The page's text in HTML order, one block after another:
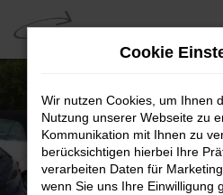
Zum
Hauptinhalt
springen
Cookie
Wir nutzen Cookies, um Ihnen
Nutzung unserer Webseite zu
Kommunikation mit Ihnen zu
berücksichtigen hierbei Ihre
verarbeiten Daten für
wenn Sie uns Ihre Einwilligung